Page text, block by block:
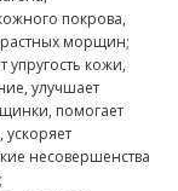
покрова,
морщин;
упругость кожи,
улучшает
помогает
несовершенства